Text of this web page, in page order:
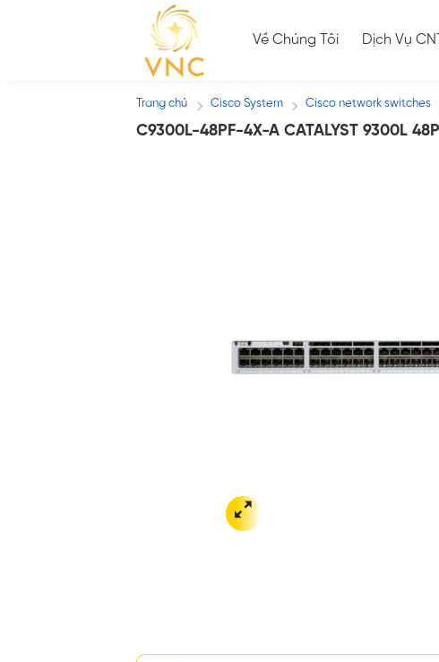
Về Chúng Tôi Dịch Vụ
Trang chủ / Cisco System / Cisco network switches
C9300L-48PF-4X-A CATALYST 9300L